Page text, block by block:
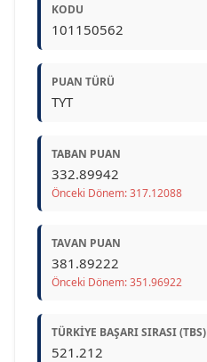
KODU
101150562
PUAN TÜRÜ
TYT
TABAN PUAN
332.89942
Önceki Dönem: 317.12088
TAVAN PUAN
381.89222
Önceki Dönem: 351.96922
TÜRKIYE BAŞARI SIRASI (TBS)
521.212